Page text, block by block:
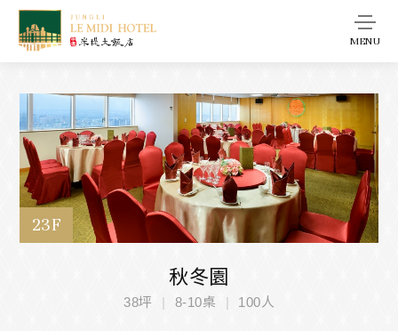
MENU
23F
秋冬園
38坪 8-10桌 100人